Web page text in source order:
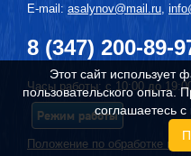
E-mail: asalynov@mail.ru,
8 (347) 200-89-
Часы работы: с 10:00 до
Режим работы
Положение по обработке
Этот сайт использует
пользовательского опыта.
соглашаетесь с